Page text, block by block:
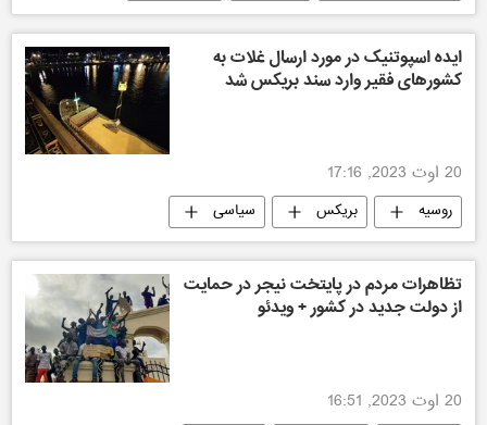
اقتصادی
ایده اسپوتنیک در مورد ارسال غلات به
کشورهای فقیر وارد سند بریکس شد
20 اوت 2023, 17:16
روسیه بریکس
سیاسی
اقتصادی
تظاهرات مردم در پایتخت نیجر در حمایت
از دولت جدید در کشور + ویدئو
20 اوت 2023, 16:51